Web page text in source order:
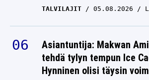
TALVILAJIT 05.08.2026
Asiantuntija: Makwan
tehdä tylyn tempun Ice
Hynninen olisi täysin